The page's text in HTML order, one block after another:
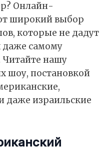
Онлайн-
широкий выбор
которые не дадут
даже самому
нашу
шоу, постановкой
даже израильские